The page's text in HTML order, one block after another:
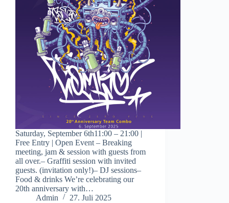
Saturday, September 6th11:00 – 21:00 |
Free Entry | Open Event – Breaking
meeting, jam & session with guests from
all over.– Graffiti session with invited
guests. (invitation only!)– DJ sessions–
Food & drinks We’re celebrating our
20th anniversary with…
Admin
27. Juli 2025